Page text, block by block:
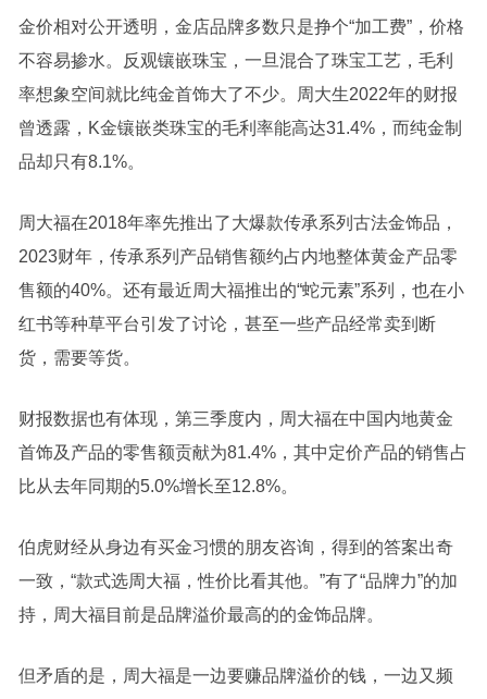
金价相对公开透明，金店品牌多数只是挣个“加工费”，价格
不容易掺水。反观镶嵌珠宝，一旦混合了珠宝工艺，毛利
率想象空间就比纯金首饰大了不少。周大生2022年的财报
曾透露，K金镶嵌类珠宝的毛利率能高达31.4%，而纯金制
品却只有8.1%。
周大福在2018年率先推出了大爆款传承系列古法金饰品，
2023财年，传承系列产品销售额约占内地整体黄金产品零
售额的40%。还有最近周大福推出的“蛇元素”系列，也在小
红书等种草平台引发了讨论，甚至一些产品经常卖到断
货，需要等货。
财报数据也有体现，第三季度内，周大福在中国内地黄金
首饰及产品的零售额贡献为81.4%，其中定价产品的销售占
比从去年同期的5.0%增长至12.8%。
伯虎财经从身边有买金习惯的朋友咨询，得到的答案出奇
一致，“款式选周大福，性价比看其他。”有了“品牌力”的加
持，周大福目前是品牌溢价最高的的金饰品牌。
但矛盾的是，周大福是一边要赚品牌溢价的钱，一边又频